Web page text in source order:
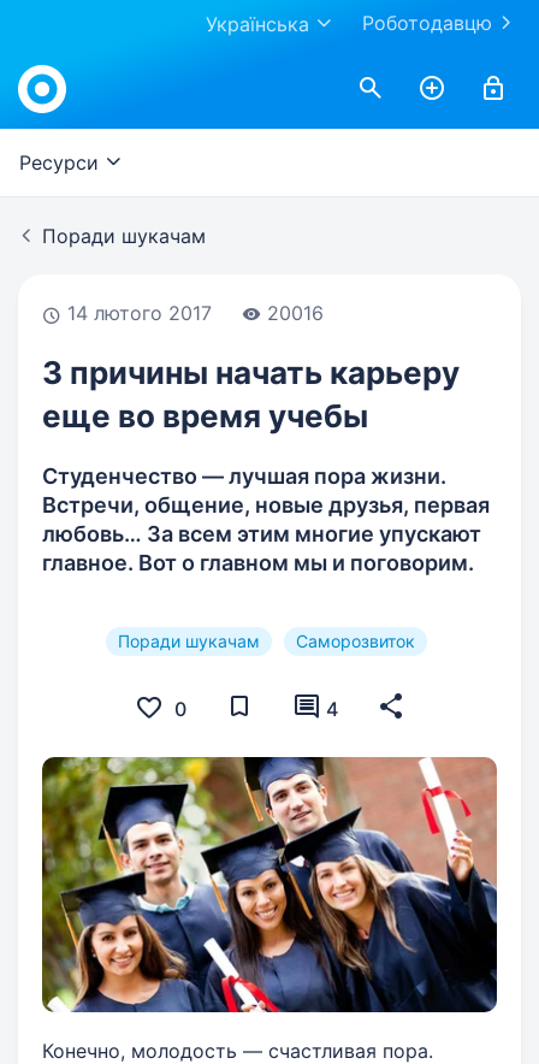
Роботодавцю
Українська
Work.ua
Ресурси
Поради шукачам
14 лютого 2017 20016
3 причины начать карьеру
еще во время учебы
Студенчество — лучшая пора жизни.
Встречи, общение, новые друзья, первая
любовь… За всем этим многие упускают
главное. Вот о главном мы и поговорим.
Поради шукачам Саморозвиток
0 4
Конечно, молодость — счастливая пора.